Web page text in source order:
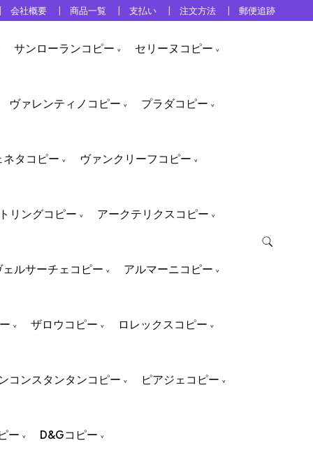
会社概要 商品一覧 支払い 注文方法 郵便追跡
サンローランコピー セリーヌコピー
ヴァレンティノコピー プラダコピー
タコピー ヴァンクリーフコピー
リングコピー アークテリクスコピー
ェルサーチェコピー アルマーニコピー
ザロウコピー ロレックスコピー
コンスタンタンコピー ピアジェコピー
ー D&Gコピー